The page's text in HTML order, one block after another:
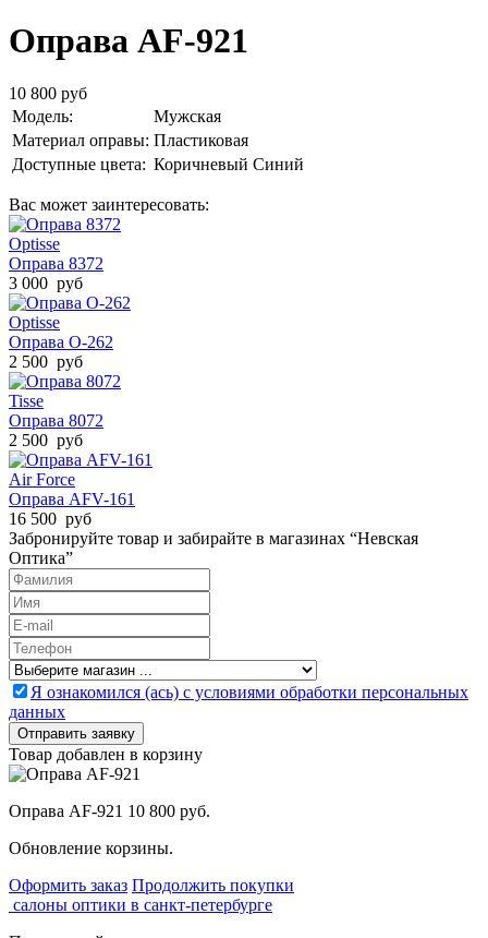
Оправа AF-921
10 800 руб
Модель:
Мужская
Материал оправы: Пластиковая
Доступные цвета: Коричневый Синий
Вас может заинтересовать:
Optisse
Оправа 8372
3 000 руб
Optisse
Оправа O-262
2 500 руб
Tisse
Оправа 8072
2 500 руб
Air Force
Оправа AFV-161
16 500 руб
Забронируйте товар и забирайте в магазинах “Невская
Оптика”
Я ознакомился (ась) с условиями обработки персональных
данных
Товар добавлен в корзину
Оправа AF-921 10 800 руб.
Обновление корзины.
Оформить заказ Продолжить покупки
салоны оптики в санкт-петербурге